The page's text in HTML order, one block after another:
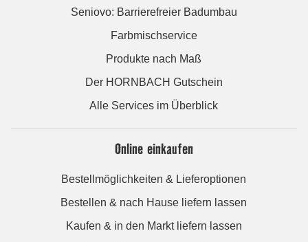
Seniovo: Barrierefreier Badumbau
Farbmischservice
Produkte nach Maß
Der HORNBACH Gutschein
Alle Services im Überblick
Online einkaufen
Bestellmöglichkeiten & Lieferoptionen
Bestellen & nach Hause liefern lassen
Kaufen & in den Markt liefern lassen